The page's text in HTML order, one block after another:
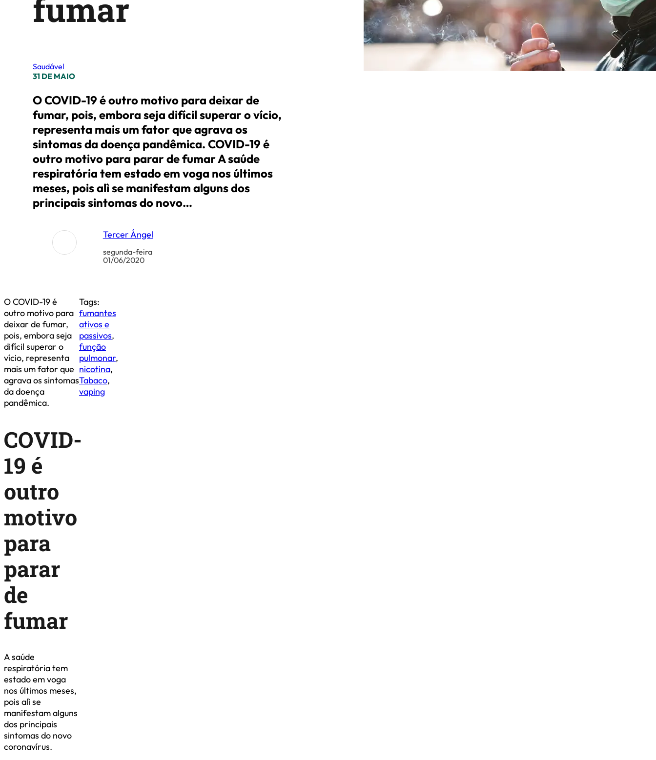
fumar
Saudável
31 DE MAIO
O COVID-19 é outro motivo para deixar de
fumar, pois, embora seja difícil superar o vício,
representa mais um fator que agrava os
sintomas da doença pandêmica. COVID-19 é
outro motivo para parar de fumar A saúde
respiratória tem estado em voga nos últimos
meses, pois alì se manifestam alguns dos
principais sintomas do novo…
Tercer Ángel
segunda-feira
01/06/2020
O COVID-19 é
outro motivo para
deixar de fumar,
pois, embora seja
difícil superar o
vício, representa
mais um fator que
agrava os sintomas
da doença
pandêmica.
COVID-
19 é
outro
motivo
para
parar
de
fumar
A saúde
respiratória tem
estado em voga
nos últimos meses,
pois alì se
manifestam alguns
dos principais
sintomas do novo
coronavírus.
Tags:
fumantes
ativos e
passivos,
função
pulmonar,
nicotina,
Tabaco,
vaping